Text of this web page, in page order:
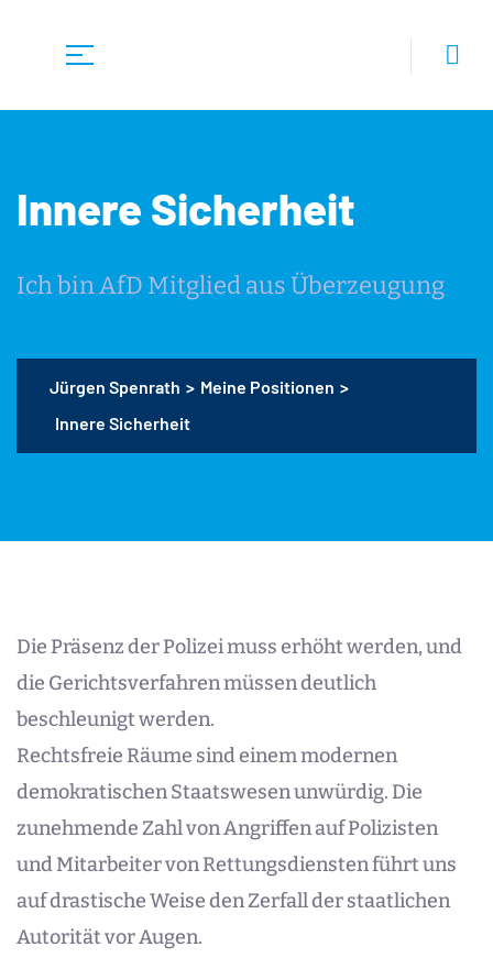
Innere Sicherheit
Ich bin AfD Mitglied aus Überzeugung
Jürgen Spenrath > Meine Positionen >
Innere Sicherheit
Die Präsenz der Polizei muss erhöht werden, und
die Gerichtsverfahren müssen deutlich
beschleunigt werden.
Rechtsfreie Räume sind einem modernen
demokratischen Staatswesen unwürdig. Die
zunehmende Zahl von Angriffen auf Polizisten
und Mitarbeiter von Rettungsdiensten führt uns
auf drastische Weise den Zerfall der staatlichen
Autorität vor Augen.